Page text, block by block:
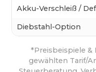
Akku-Verschleiß /
Diebstahl-Option
*Preisbeispiele
gewählten Tarif/